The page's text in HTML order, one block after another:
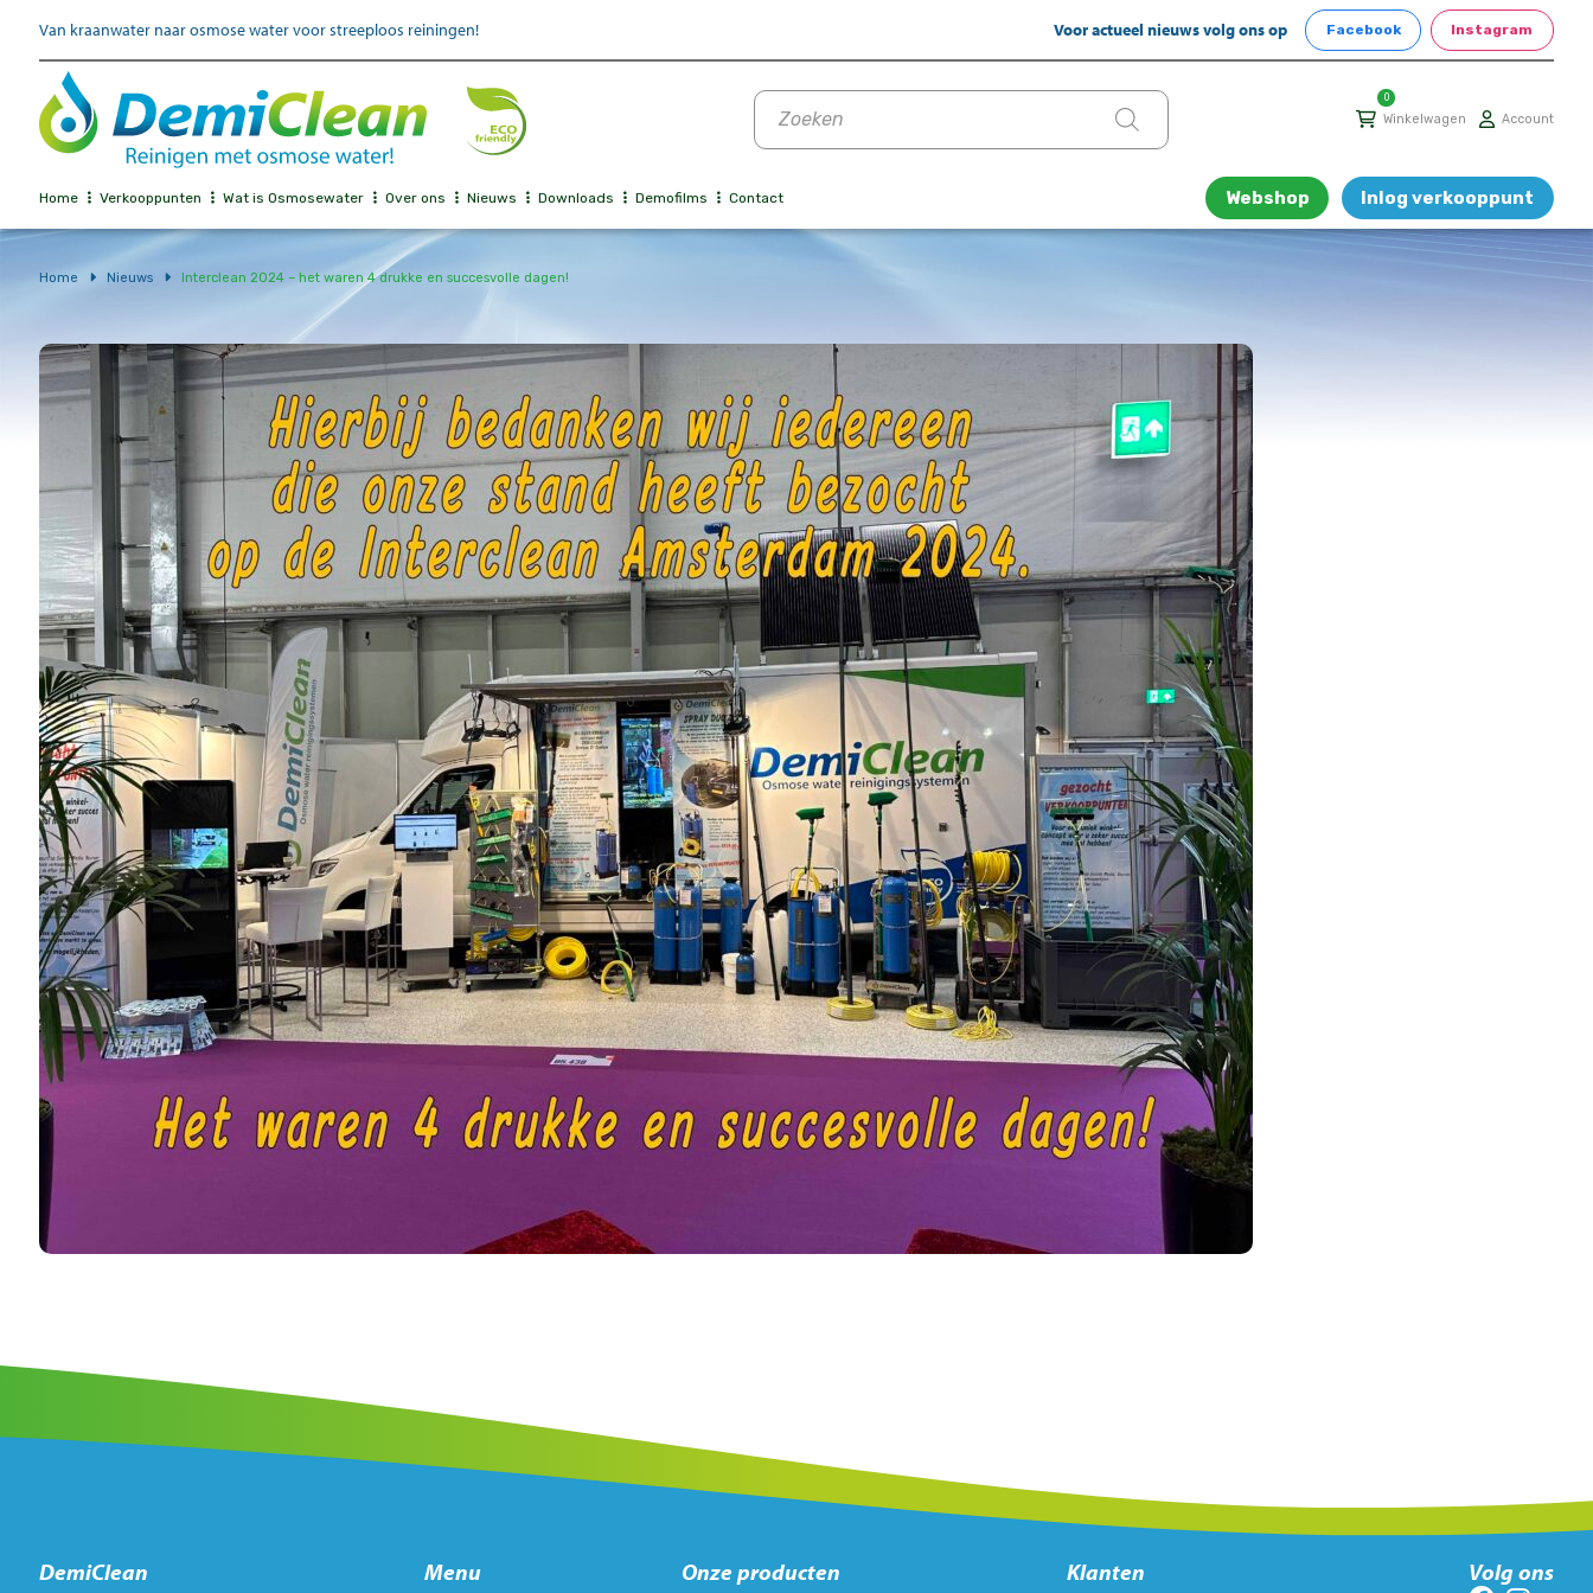
Van kraanwater naar osmose water voor streeploos reiningen! Voor actueel nieuws volg ons op Facebook Instagram
Producten
zoeken
0
Winkelwagen Account
Home Verkooppunten Wat is Osmosewater Over ons Nieuws Downloads Demofilms Contact Webshop Inlog verkooppunt
Home Nieuws Interclean 2024 – het waren 4 drukke en succesvolle dagen!
DemiClean Menu Onze producten Klanten Volg ons